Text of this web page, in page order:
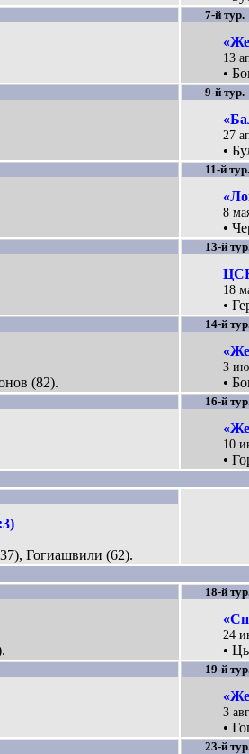
7-й тур.
13
•
9-й тур.
27
•
11-й тур.
8
•
13-й
18
•
(82).
14-й
3
•
16-й
10
•
Гогиашвили (62).
18-й
24
•
19-й
3
•
23-й